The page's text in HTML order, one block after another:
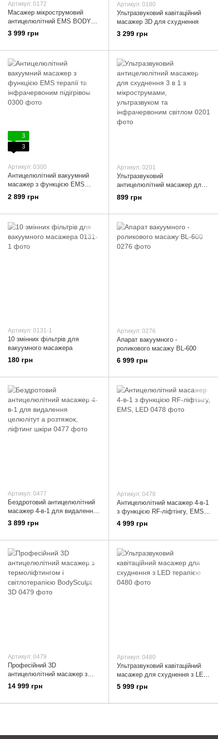
Артикул: 0172
Масажер мікрострумовий
антицелюлітний EMS BODY
SLIMMING Ms.W II для
ліфтингу тіла
3 999 грн
Артикул: 0180
Ультразвуковий кавітаційний
масажер 3D для схуднення
3 299 грн
3
3
Артикул: 0300
Антицелюлітний вакуумний
масажер з функцією EMS
терапії та інфрачервоним
підігрівом
2 899 грн
Артикул: 0201
Ультразвуковий
антицелюлітний масажер для
схуднення 3 в 1 з
мікрострумами, ультразвуком
899 грн
Артикул: 0131-1
10 змінних фільтрів для
вакуумного масажера
180 грн
Артикул: 0276
Апарат вакуумного -
роликового масажу BL-600
6 999 грн
Артикул: 0477
Бездротовий антицелюлітний
масажер 4-в-1 для видалення
целюлітут а розтяжок, ліфтинг
3 899 грн
Артикул: 0478
Антицелюлітний масажер 4-в-1
з функцією RF-ліфтінгу, EMS,
LED
4 999 грн
Артикул: 0479
Професійний 3D
антицелюлітний масажер з
термоліфтингом і
світлотерапією BodySculpt 3D
14 999 грн
Артикул: 0480
Ультразвуковий кавітаційний
масажер для схуднення з LED
терапією
5 999 грн